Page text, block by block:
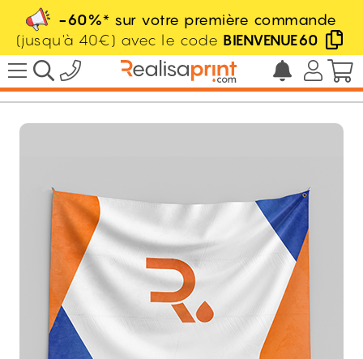
-60%* sur votre première commande
(jusqu'à 40€) avec le code BIENVENUE60
/ Signalétique / Bâche Tissu
dès
6.70€ HT